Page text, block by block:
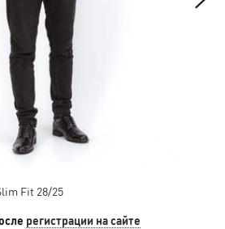
Fit 28/25
регистрации на сайте